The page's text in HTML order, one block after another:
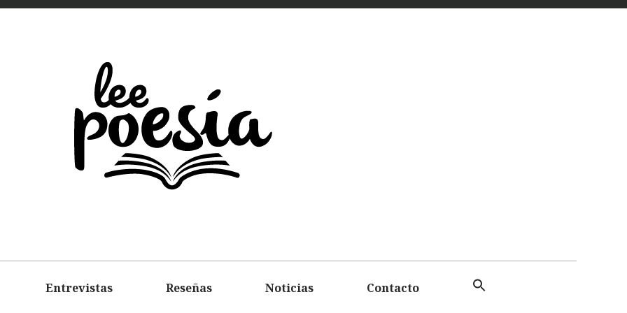
LEE
Entrevistas Reseñas Noticias Contacto